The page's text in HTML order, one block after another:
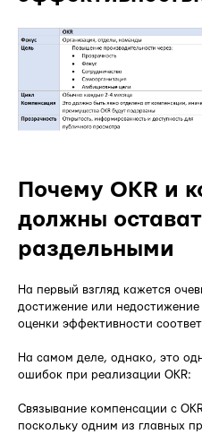
Почему OKR и
должны
раздельными
На первый взгляд кажется
достижение или недостижение
оценки эффективности
На самом деле, однако, это
ошибок при реализации OKR:
Связывание компенсации с
поскольку одним из главных